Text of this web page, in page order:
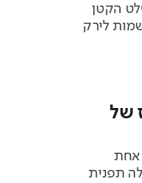
הקטן
לירק
של
אחת
תפנית